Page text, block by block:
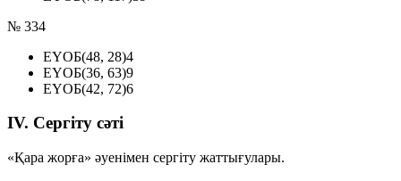
№ 334
ЕҮОБ(48, 28)4
ЕҮОБ(36, 63)9
ЕҮОБ(42, 72)6
IV. Сергіту сәті
«Қара жорға» әуенімен сергіту жаттығулары.